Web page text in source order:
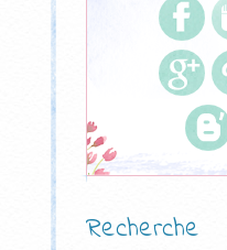
Recherche